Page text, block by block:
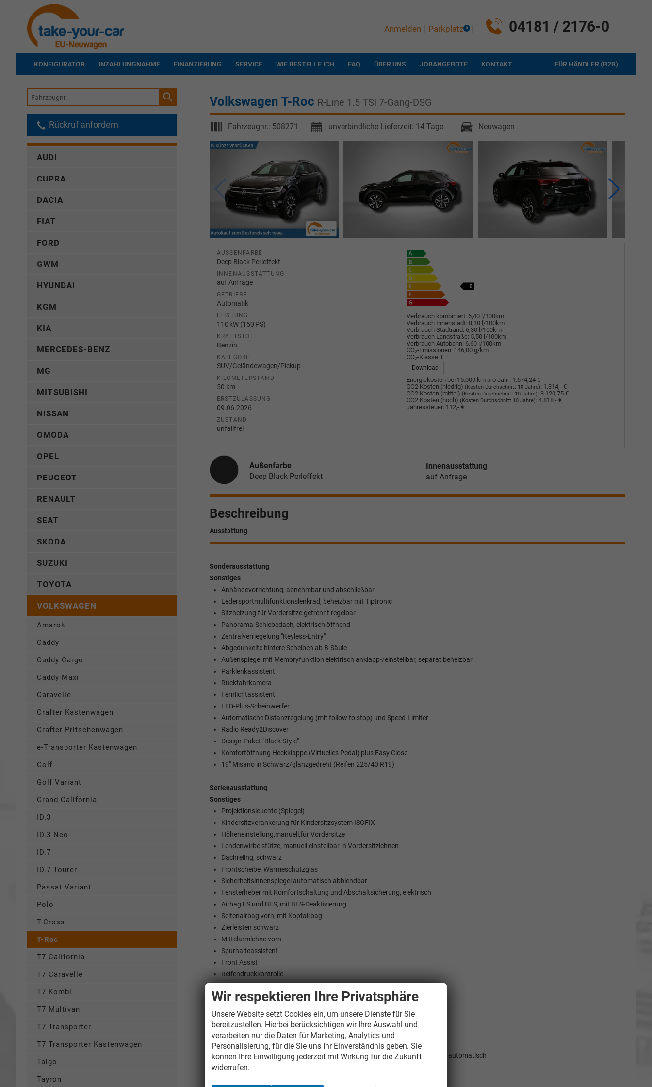
04181 / 2176-0
Anmelden Parkplatz 0
KONFIGURATOR INZAHLUNGNAHME FINANZIERUNG SERVICE WIE BESTELLE ICH FAQ ÜBER UNS JOBANGEBOTE FÜR HÄNDLER (B2B)
KONTAKT
Volkswagen T-Roc R-Line 1.5 TSI 7-Gang-DSG
Fahrzeugnr.: 508271 unverbindliche Lieferzeit: 14 Tage Neuwagen
AUSSENFARBE
Deep Black Perleffekt
INNENAUSSTATTUNG
auf Anfrage
GETRIEBE
Automatik
LEISTUNG
110 kW (150 PS)
KRAFTSTOFF
Benzin
KATEGORIE
SUV/Geländewagen/Pickup
KILOMETERSTAND
50 km
ERSTZULASSUNG
09.06.2026
ZUSTAND
unfallfrei
Verbrauch kombiniert: 6,40 l/100km
Verbrauch Innenstadt: 8,10 l/100km
Verbrauch Stadtrand: 6,30 l/100km
Verbrauch Landstraße: 5,50 l/100km
Verbrauch Autobahn: 6,60 l/100km
CO2-Emissionen: 146,00 g/km
CO2-Klasse: E
Download
Energiekosten bei 15.000 km pro Jahr: 1.674,24 €
CO2 Kosten (niedrig) (Kosten Durchschnitt 10 Jahre): 1.314,- €
CO2 Kosten (mittel) (Kosten Durchschnitt 10 Jahre): 3.120,75 €
CO2 Kosten (hoch) (Kosten Durchschnitt 10 Jahre): 4.818,- €
Jahressteuer: 112,- €
Außenfarbe
Deep Black Perleffekt
Innenausstattung
auf Anfrage
Beschreibung
Ausstattung
Sonderausstattung
Sonstiges
Anhängevorrichtung, abnehmbar und abschließbar
Ledersportmultifunktionslenkrad, beheizbar mit Tiptronic
Sitzheizung für Vordersitze getrennt regelbar
Panorama-Schiebedach, elektrisch öffnend
Zentralverriegelung "Keyless-Entry"
Abgedunkelte hintere Scheiben ab B-Säule
Außenspiegel mit Memoryfunktion elektrisch anklapp-/einstellbar, separat beheizbar
Parklenkassistent
Rückfahrkamera
Fernlichtassistent
LED-Plus-Scheinwerfer
Automatische Distanzregelung (mit follow to stop) und Speed-Limiter
Radio Ready2Discover
Design-Paket "Black Style"
Komfortöffnung Heckklappe (Virtuelles Pedal) plus Easy Close
19" Misano in Schwarz/glanzgedreht (Reifen 225/40 R19)
Serienausstattung
Sonstiges
Projektionsleuchte (Spiegel)
Kindersitzverankerung für Kindersitzsystem ISOFIX
Höheneinstellung,manuell,für Vordersitze
Lendenwirbelstütze, manuell einstellbar in Vordersitzlehnen
Dachreling, schwarz
Frontscheibe, Wärmeschutzglas
Sicherheitsinnenspiegel automatisch abblendbar
Fensterheber mit Komfortschaltung und Abschaltsicherung, elektrisch
Airbag FS und BFS, mit BFS-Deaktivierung
Seitenairbag vorn, mit Kopfairbag
Zierleisten schwarz
Mittelarmlehne vorn
Spurhalteassistent
Front Assist
Reifendruckkontrolle
Licht/Regensensor
Leuchtweitenregulierung, autom. Dynamisch
6 Lautsprecher
LED-SBBR-Leuchte
2-Zonen Climatronic
Tagesfahrlicht mit Assistenzfahrlicht mit Coming- u. Leavinghome Funktion automatisch
Wired & Wireless App-Connect
Fahrzeugnr.
Rückruf anfordern
AUDI
CUPRA
DACIA
FIAT
FORD
GWM
HYUNDAI
KGM
KIA
MERCEDES-BENZ
MG
MITSUBISHI
NISSAN
OMODA
OPEL
PEUGEOT
RENAULT
SEAT
SKODA
SUZUKI
TOYOTA
VOLKSWAGEN
Amarok
Caddy
Caddy Cargo
Caddy Maxi
Caravelle
Crafter Kastenwagen
Crafter Pritschenwagen
e-Transporter Kastenwagen
Golf
Golf Variant
Grand California
ID.3
ID.3 Neo
ID.7
ID.7 Tourer
Passat Variant
Polo
T-Cross
T-Roc
T7 California
T7 Caravelle
T7 Kombi
T7 Multivan
T7 Transporter
T7 Transporter Kastenwagen
Taigo
Tayron
Wir respektieren Ihre Privatsphäre
Unsere Website setzt Cookies ein, um unsere Dienste für Sie
bereitzustellen. Hierbei berücksichtigen wir Ihre Auswahl und
verarbeiten nur die Daten für Marketing, Analytics und
Personalisierung, für die Sie uns Ihr Einverständnis geben. Sie
können Ihre Einwilligung jederzeit mit Wirkung für die Zukunft
widerrufen.